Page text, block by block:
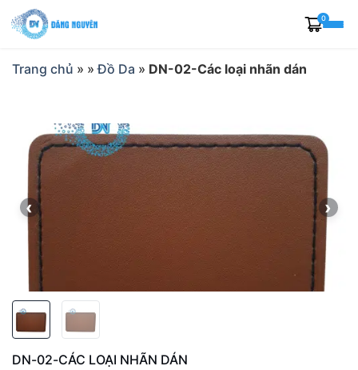
Skip
to
0
Trang chủ » »Đồ Da » DN-02-Các loại nhãn dán
‹ ›
DN-02-CÁC LOẠI NHÃN DÁN